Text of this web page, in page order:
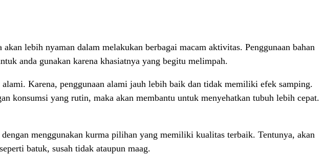
lebih nyaman dalam melakukan berbagai macam aktivitas. Penggunaan bahan
anda gunakan karena khasiatnya yang begitu melimpah.
Karena, penggunaan alami jauh lebih baik dan tidak memiliki efek samping.
konsumsi yang rutin, maka akan membantu untuk menyehatkan tubuh lebih cepat.
menggunakan kurma pilihan yang memiliki kualitas terbaik. Tentunya, akan
batuk, susah tidak ataupun maag.